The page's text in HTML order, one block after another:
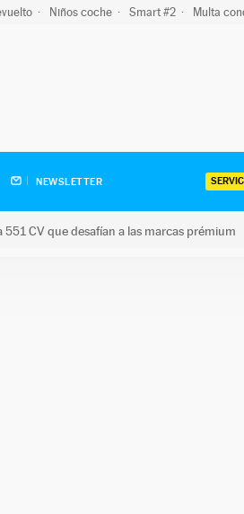
Niños coche Smart #2 Multa
NEWSLETTER
CV que desafían a las marcas prémium